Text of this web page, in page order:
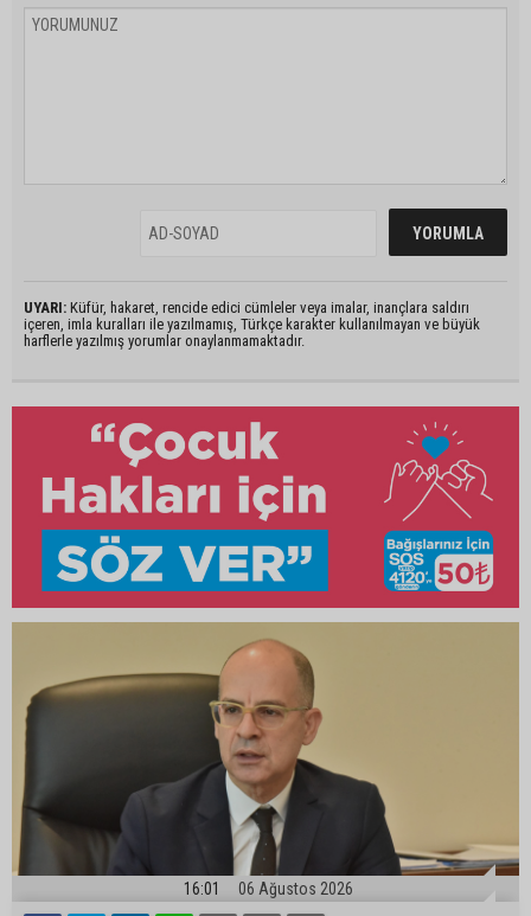
UYARI: Küfür, hakaret, rencide edici cümleler veya imalar, inançlara saldırı
içeren, imla kuralları ile yazılmamış, Türkçe karakter kullanılmayan ve büyük
harflerle yazılmış yorumlar onaylanmamaktadır.
16:01 06 Ağustos 2026